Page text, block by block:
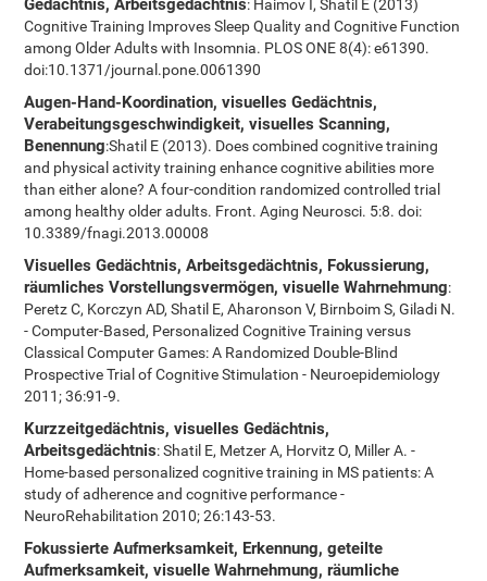
Gedächtnis, Arbeitsgedächtnis: Haimov I, Shatil E (2013)
Cognitive Training Improves Sleep Quality and Cognitive Function
among Older Adults with Insomnia. PLOS ONE 8(4): e61390.
doi:10.1371/journal.pone.0061390
Augen-Hand-Koordination, visuelles Gedächtnis,
Verabeitungsgeschwindigkeit, visuelles Scanning,
Benennung:Shatil E (2013). Does combined cognitive training
and physical activity training enhance cognitive abilities more
than either alone? A four-condition randomized controlled trial
among healthy older adults. Front. Aging Neurosci. 5:8. doi:
10.3389/fnagi.2013.00008
Visuelles Gedächtnis, Arbeitsgedächtnis, Fokussierung,
räumliches Vorstellungsvermögen, visuelle Wahrnehmung:
Peretz C, Korczyn AD, Shatil E, Aharonson V, Birnboim S, Giladi N.
- Computer-Based, Personalized Cognitive Training versus
Classical Computer Games: A Randomized Double-Blind
Prospective Trial of Cognitive Stimulation - Neuroepidemiology
2011; 36:91-9.
Kurzzeitgedächtnis, visuelles Gedächtnis,
Arbeitsgedächtnis: Shatil E, Metzer A, Horvitz O, Miller A. -
Home-based personalized cognitive training in MS patients: A
study of adherence and cognitive performance -
NeuroRehabilitation 2010; 26:143-53.
Fokussierte Aufmerksamkeit, Erkennung, geteilte
Aufmerksamkeit, visuelle Wahrnehmung, räumliche